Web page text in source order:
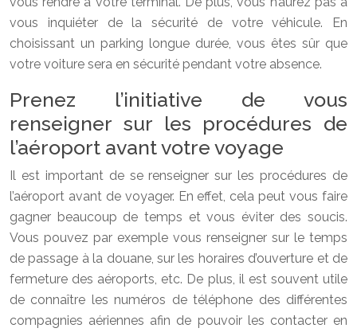
vous inquiéter de la sécurité de votre véhicule. En
choisissant un parking longue durée, vous êtes sûr que
votre voiture sera en sécurité pendant votre absence.
Prenez l’initiative de vous
renseigner sur les procédures de
l’aéroport avant votre voyage
Il est important de se renseigner sur les procédures de
l’aéroport avant de voyager. En effet, cela peut vous faire
gagner beaucoup de temps et vous éviter des soucis.
Vous pouvez par exemple vous renseigner sur le temps
de passage à la douane, sur les horaires d’ouverture et de
fermeture des aéroports, etc. De plus, il est souvent utile
de connaître les numéros de téléphone des différentes
compagnies aériennes afin de pouvoir les contacter en